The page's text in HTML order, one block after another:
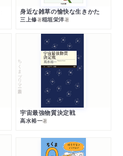
身近な雑草の愉快な生きかた
三上修著稲垣栄洋著
ちくまプリマー新書
宇宙最強物質決定戦
高水裕一著